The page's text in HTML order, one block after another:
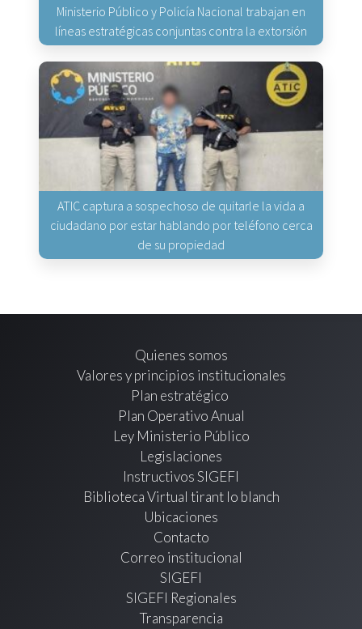
Ministerio Público y Policía Nacional trabajan en
líneas estratégicas conjuntas contra la extorsión
ATIC captura a sospechoso de quitarle la vida a
ciudadano por estar hablando por teléfono cerca
de su propiedad
Quienes somos
Valores y principios institucionales
Plan estratégico
Plan Operativo Anual
Ley Ministerio Público
Legislaciones
Instructivos SIGEFI
Biblioteca Virtual tirant lo blanch
Ubicaciones
Contacto
Correo institucional
SIGEFI
SIGEFI Regionales
Transparencia